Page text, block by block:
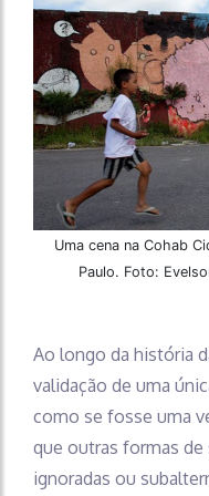
Uma cena na Cohab
Paulo. Foto:
Ao longo da história
validação de uma
como se fosse uma
que outras formas
ignoradas ou